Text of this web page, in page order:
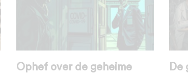
Ophef over de geheime
De